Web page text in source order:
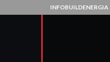
INFOBUILDENERGIA